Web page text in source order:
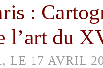
:
l’art du
LE 17 AVRIL